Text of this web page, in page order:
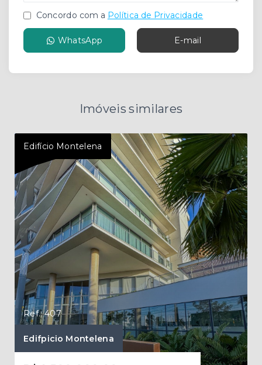
Concordo com a Política de Privacidade
WhatsApp E-mail
Imóveis similares
Edifício Montelena
Ref.: 407
Edifpicio Montelena